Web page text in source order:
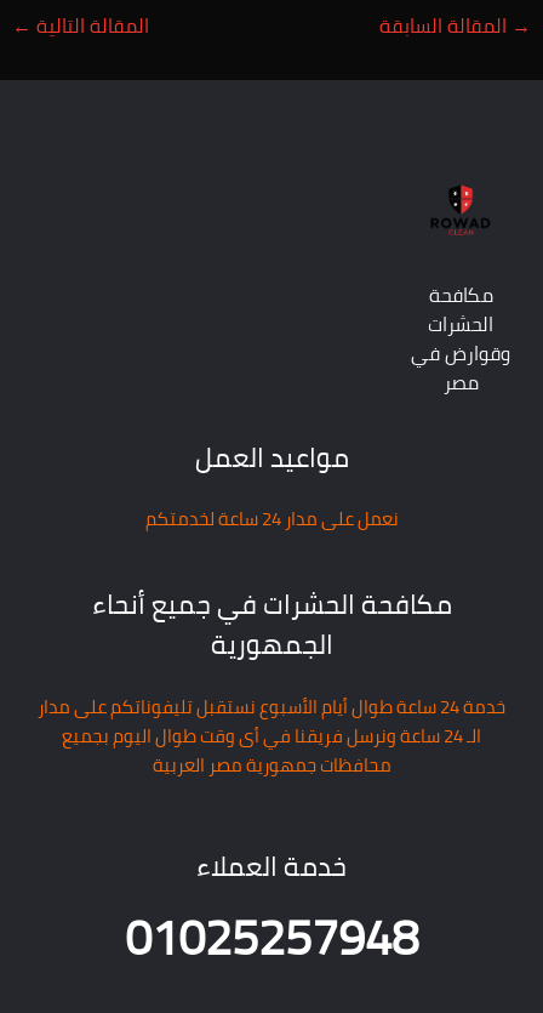
→ المقالة السابقة المقالة التالية ←
مكافحة
الحشرات
وقوارض في
مصر
مواعيد العمل
نعمل على مدار 24 ساعة لخدمتكم
مكافحة الحشرات في جميع أنحاء
الجمهورية
خدمة 24 ساعة طوال أيام الأسبوع نستقبل تليفوناتكم على مدار
الـ 24 ساعة ونرسل فريقنا في أى وقت طوال اليوم بجميع
محافظات جمهورية مصر العربية
خدمة العملاء
01025257948